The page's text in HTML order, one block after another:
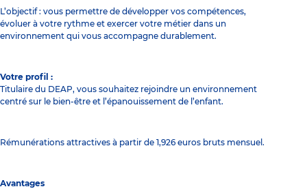
L’objectif : vous permettre de développer vos compétences,
évoluer à votre rythme et exercer votre métier dans un
environnement qui vous accompagne durablement.
Votre profil :
Titulaire du DEAP, vous souhaitez rejoindre un environnement
centré sur le bien-être et l’épanouissement de l’enfant.
Rémunérations attractives à partir de 1,926 euros bruts mensuel.
Avantages